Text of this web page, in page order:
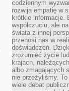
codziennym
rozwija empatię w
krótkie informacje.
współczuciu, ale
świata z innej
przenosi nas w
doświadczeń.
zrozumieć życie
krajach,
albo zmagających
nie przeżyliśmy.
wiele debat